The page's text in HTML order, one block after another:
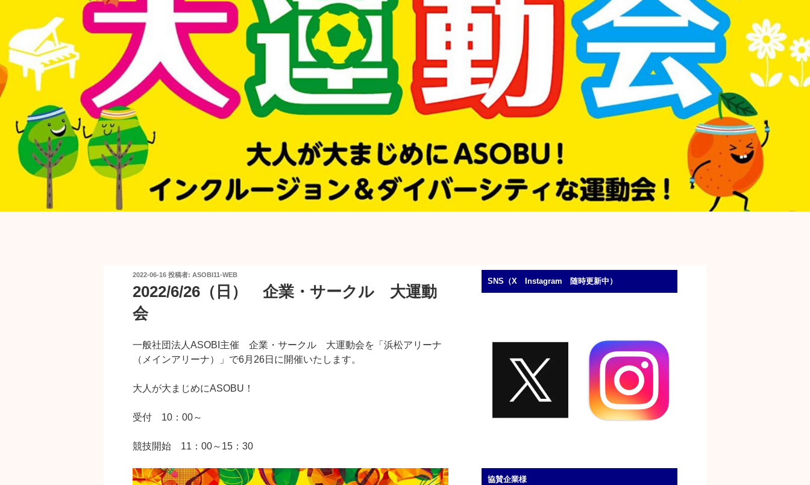
投
日:
2022-06-16 投稿者: ASOBI11-WEB
2022/6/26（日） 企業・サークル 大運動
会
一般社団法人ASOBI主催 企業・サークル 大運動会を「浜松アリーナ
（メインアリーナ）」で6月26日に開催いたします。
大人が大まじめにASOBU！
受付 10：00～
競技開始 11：00～15：30
SNS（X Instagram 随時更新中）
協賛企業様